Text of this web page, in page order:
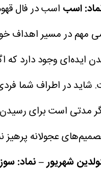
اسب اسب در فال
مهم در مسیر
وجود دارد که
در اطراف شما
مدتی است برای
عجولانه پرهیز
شهریور – نماد: